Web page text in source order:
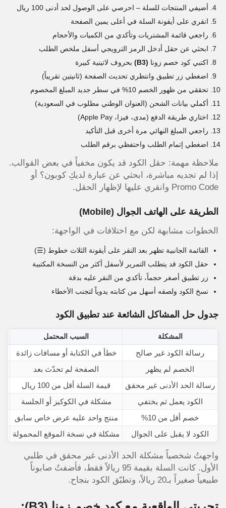
أضيفي المنتجات للسلة – احرصي على الوصول لحد أدنى 100 ريال
انقري على أيقونة السلة في أعلى يمين الصفحة
راجعي قائمة المشتريات وتأكدي من الكميات والأحجام
ابحثي عن حقل أدخل الرمز الترويجي أسفل ملخص الطلب
اكتبي كود خصم زونا (B3)
بحروف لاتينية كبيرة
اضغطي زر تطبيق وانتظري تحديث الصفحة (ثانيتين تقريباً)
تحققي من ظهور الخصم 10% في سطر جديد المبلغ المخصوم
أكملي بيانات الشحن (العنوان الوطني مطلوب في السعودية)
اختاري طريقة الدفع (مدى، فيزا، Apple Pay)
راجعي المبلغ النهائي مرة أخرى قبل التأكيد
اضغطي إتمام الطلب واحتفظي برقم الطلب
ملاحظة مهمة: حقل الكود قد يكون مخفياً في بعض القوالب.
إذا لم تجديه مباشرة، ابحثي عن عبارة لديكِ كوبون؟ أو
Promo Code وانقري عليها لإظهار الحقل.
الطريقة على الهاتف الجوال (Mobile)
الخطوات مشابهة لكن مع اختلافات في الواجهة:
القائمة الجانبية تظهر بعد النقر على أيقونة الثلاث خطوط (☰)
حقل الكود قد يتطلب التمرير لأسفل أكثر من النسخة المكتبية
زر تطبيق أصغر حجماً، تأكدي من النقر عليه بدقة
نسخ الكود ولصقه أسهل من كتابته يدوياً لتجنب الأخطاء
جدول حل المشاكل الشائعة عند تطبيق الكود
المشكلة السبب المحتمل
رسالة الكود غير صالح خطأ في الكتابة أو مسافات زائدة
الخصم لم يظهر
الصفحة لم تحدّث بعد
رسالة الحد الأدنى غير محقق
قيمة السلة أقل من 100 ريال
الكود يعمل ثم يختفي
مشكلة في الكوكيز أو الجلسة
خصم أقل من 10%
منتج واحد عليه عرض خاص سابق
الكود لا يقبل على الجوال
مشكلة في نسخة الموقع المحمولة
واجهتُ شخصياً مشكلة الحد الأدنى غير محقق في طلبي
الأول. كانت السلة بقيمة 95 ريالاً فقط، فأضفتُ صابوناً
طبيعياً صغيراً بـ20 ريالاً، وتطبّق الكود بنجاح.